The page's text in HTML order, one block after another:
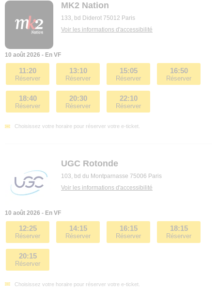
MK2 Nation
133, bd Diderot 75012 Paris
Voir les informations d'accessibilité
10 août 2026 - En VF
11:20
Réserver
13:10
Réserver
15:05
Réserver
16:50
Réserver
18:40
Réserver
20:30
Réserver
22:10
Réserver
Choisissez votre horaire pour réserver votre e-ticket.
UGC Rotonde
103, bd du Montparnasse 75006 Paris
Voir les informations d'accessibilité
10 août 2026 - En VF
12:25
Réserver
14:15
Réserver
16:15
Réserver
18:15
Réserver
20:15
Réserver
Choisissez votre horaire pour réserver votre e-ticket.